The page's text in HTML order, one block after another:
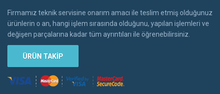
Firmamız teknik servisine onarım amacı ile teslim etmiş olduğunuz
ürünlerin o an, hangi işlem sırasında olduğunu, yapılan işlemleri ve
değişen parçalarına kadar tüm ayrıntıları ile öğrenebilirsiniz.
ÜRÜN TAKİP